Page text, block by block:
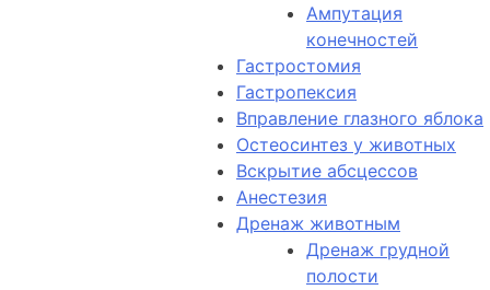
Ампутация
конечностей
Гастростомия
Гастропексия
Вправление глазного яблока
Остеосинтез у животных
Вскрытие абсцессов
Анестезия
Дренаж животным
Дренаж грудной
полости